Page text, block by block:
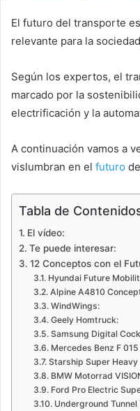
El futuro del transporte
relevante para la
Según los expertos, el
marcado por la
electrificación y la
A continuación vamos a
vislumbran en el futuro
Tabla de
El vídeo:
Te puede interesar:
12 Conceptos con el
Hyundai Future
Alpine A4810
WindWings:
Geely Homtruck:
Samsung Digital
Mercedes Benz F
Starship Super Heavy
BMW Motorrad
Ford Pro Electric
Underground